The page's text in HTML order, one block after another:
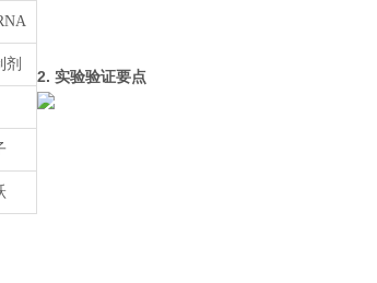
剂
2. 实验验证要点